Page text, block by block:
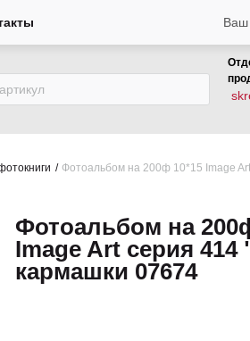
Ваш
Фотоальбом на 200ф 10*15 Image
Фотоальбом на
Image Art серия
кармашки 07674